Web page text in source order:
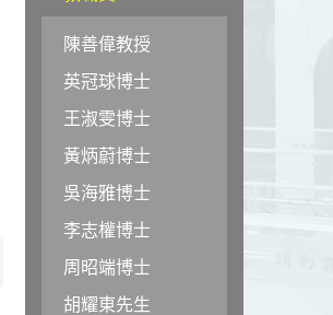
陳善偉教授
英冠球博士
王淑雯博士
黃炳蔚博士
吳海雅博士
李志權博士
周昭端博士
胡耀東先生